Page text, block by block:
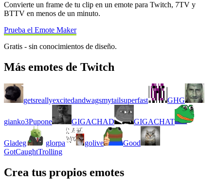
Convierte un frame de tu clip en un emote para Twitch, 7TV y
BTTV en menos de un minuto.
Prueba el Emote Maker
Gratis - sin conocimientos de diseño.
Más emotes de Twitch
getsreallyexcitedandwagsmytailsuperfast GHG
gianko3Pupone GIGACHAD GIGACHAT
Gladeg glorpa golive
Good
GotCaughtTrolling
Crea tus propios emotes